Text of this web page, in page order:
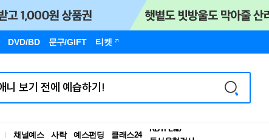
DVD/BD 문구/GIFT 티켓
채널예스 사락 예스펀딩 클래스24
독서유형검사